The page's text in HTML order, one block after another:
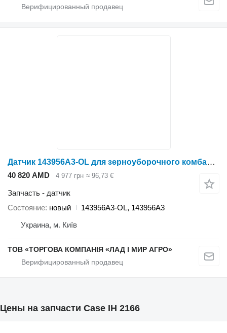
Датчик 143956A3-OL для зерноуборочного комбайна Case IH 2166
40 820 AMD 4 977 грн ≈ 96,73 €
Запчасть - датчик
Состояние новый
143956A3-OL, 143956A3
Украина, м. Київ
ТОВ «ТОРГОВА КОМПАНІЯ «ЛАД І МИР АГРО»
Цены на запчасти Case IH 2166